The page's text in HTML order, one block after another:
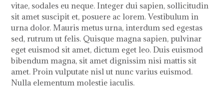
vitae, sodales eu neque. Integer dui sapien, sollicitudin
sit amet suscipit et, posuere ac lorem. Vestibulum in
urna dolor. Mauris metus urna, interdum sed egestas
sed, rutrum ut felis. Quisque magna sapien, pulvinar
eget euismod sit amet, dictum eget leo. Duis euismod
bibendum magna, sit amet dignissim nisi mattis sit
amet. Proin vulputate nisl ut nunc varius euismod.
Nulla elementum molestie iaculis.